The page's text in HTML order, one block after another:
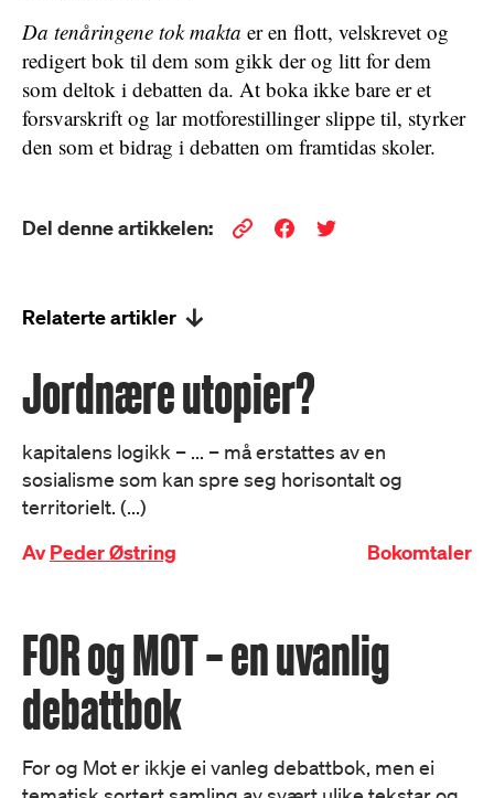
Da tenåringene tok makta er en flott, velskrevet og
redigert bok til dem som gikk der og litt for dem
som deltok i debatten da. At boka ikke bare er et
forsvarskrift og lar motforestillinger slippe til, styrker
den som et bidrag i debatten om framtidas skoler.
Del denne artikkelen:
Relaterte artikler
Jordnære utopier?
kapitalens logikk – ... – må erstattes av en
sosialisme som kan spre seg horisontalt og
territorielt. (...)
AvPeder Østring Bokomtaler
FOR og MOT – en uvanlig
debattbok
For og Mot er ikkje ei vanleg debattbok, men ei